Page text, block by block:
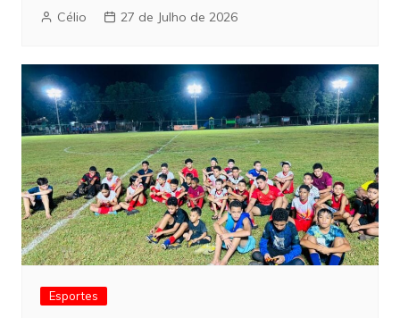
Célio 27 de Julho de 2026
Esportes